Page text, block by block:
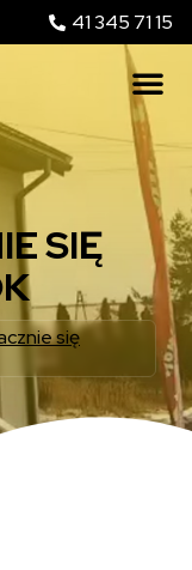
41 345 71 15
SIĘ
się